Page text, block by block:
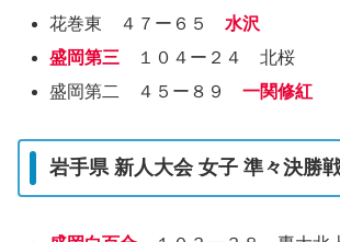
花巻東 ４７ー６５ 水沢
盛岡第三 １０４ー２４ 北桜
盛岡第二 ４５ー８９一関修紅
岩手県 新人大会 女子 準々決勝